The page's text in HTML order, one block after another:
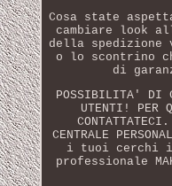
Cosa state
cambiare look
della
o lo scontrino
di
POSSIBILITA' DI
UTENTI! PER
CONTATTATECI.
CENTRALE
i tuoi cerchi
professionale